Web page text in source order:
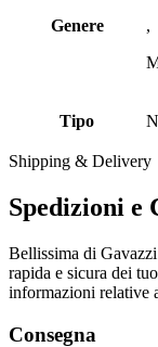
Genere
,
Tipo
Shipping & Delivery
Spedizioni e
Bellissima di
rapida e sicura dei
informazioni relative
Consegna